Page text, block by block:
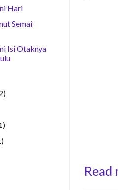
Read
Hari
Semai
Isi Otaknya